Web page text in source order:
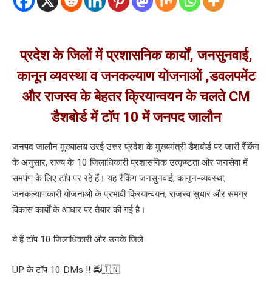
प्रदेश के जिलों में प्रशासनिक कार्यों, जनसुनवाई,
कानून व्यवस्था व जनकल्याण योजनाओं ,डवलपमेंट
और राजस्व के बेहतर क्रियान्वयन के चलते CM
डैशबोर्ड में टॉप 10 में जनपद जालौन
जनपद जालौन मुख्यालय उरई उत्तर प्रदेश के मुख्यमंत्री डैशबोर्ड पर जारी रैंकिंग
के अनुसार, राज्य के 10 जिलाधिकारी प्रशासनिक उत्कृष्टता और जनसेवा में
समर्पण के लिए टॉप पर रहे हैं। यह रैंकिंग जनसुनवाई, कानून-व्यवस्था,
जनकल्याणकारी योजनाओं के प्रभावी क्रियान्वयन, राजस्व सुधार और समग्र
विकास कार्यों के आधार पर तैयार की गई है।
ये हैं टॉप 10 जिलाधिकारी और उनके जिले:
UP के टॉप 10 DMs !! 🚔🇮🇳